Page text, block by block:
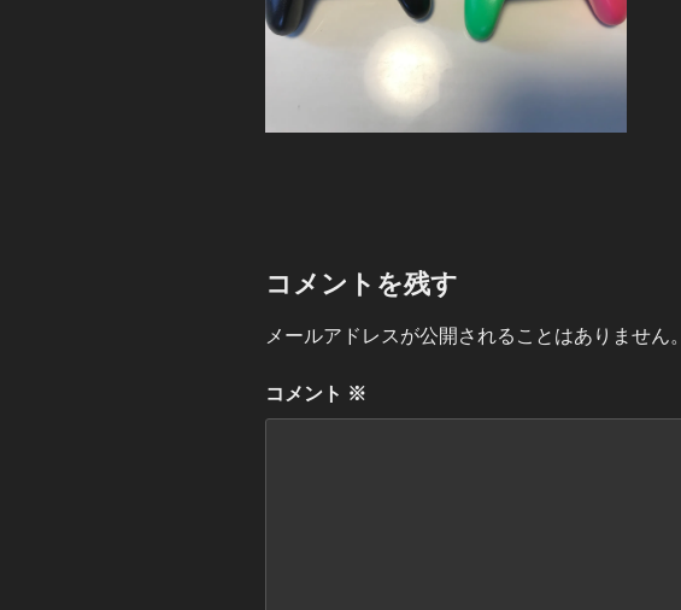
コメントを残す
メールアドレスが公開されることはありません。
コメント ※